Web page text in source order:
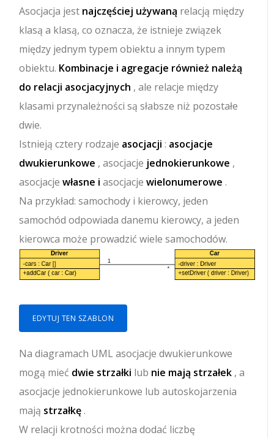
Asocjacja jest najczęściej używaną relacją między
klasą a klasą, co oznacza, że ​​istnieje związek
między jednym typem obiektu a innym typem
obiektu. Kombinacje i agregacje również należą
do relacji asocjacyjnych , ale relacje między
klasami przynależności są słabsze niż pozostałe
dwie.
Istnieją cztery rodzaje asocjacji : asocjacje
dwukierunkowe , asocjacje jednokierunkowe ,
asocjacjewłasne i asocjacjewielonumerowe .
Na przykład: samochody i kierowcy, jeden
samochód odpowiada danemu kierowcy, a jeden
kierowca może prowadzić wiele samochodów.
EDYTUJ TEN SZABLON
Na diagramach UML asocjacje dwukierunkowe
mogą mieć dwie strzałki lub nie mają strzałek , a
asocjacje jednokierunkowe lub autoskojarzenia
mają strzałkę.
W relacji krotności można dodać liczbę